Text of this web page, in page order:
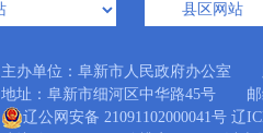
主办单位：阜新市人民政府办公室
地址：阜新市细河区中华路45号
辽公网安备 21091102000041号 辽